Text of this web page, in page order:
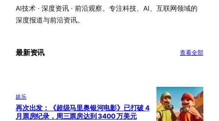
AI技术 · 深度资讯 · 前沿观察。专注科技、AI、互联网领域的
深度报道与前沿资讯。
最新资讯 查看全部
娱乐
再次出发：《超级马里奥银河电影》已打破 4
月票房纪录，周三票房达到 3400 万美元